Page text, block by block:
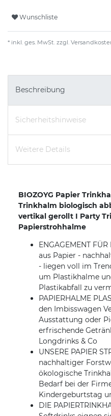
Wunschliste
* inkl. ges. MwSt. zzgl.
Beschreibung
Sicherheitshinweise
Weitere Details
BIOZOYG Papier
Trinkhalm biologisch
vertikal gerollt I Party
Papierstrohhalme
ENGAGEMENT
aus Papier -
- liegen voll im
um Plastikhalme
Plastikabfall zu
PAPIERHALME
den Imbisswagen
Ausstattung oder
erfrischende
Longdrinks & Co
UNSERE PAPIER
nachhaltiger
ökologische
Bedarf bei der
Kindergeburtstag
DIE